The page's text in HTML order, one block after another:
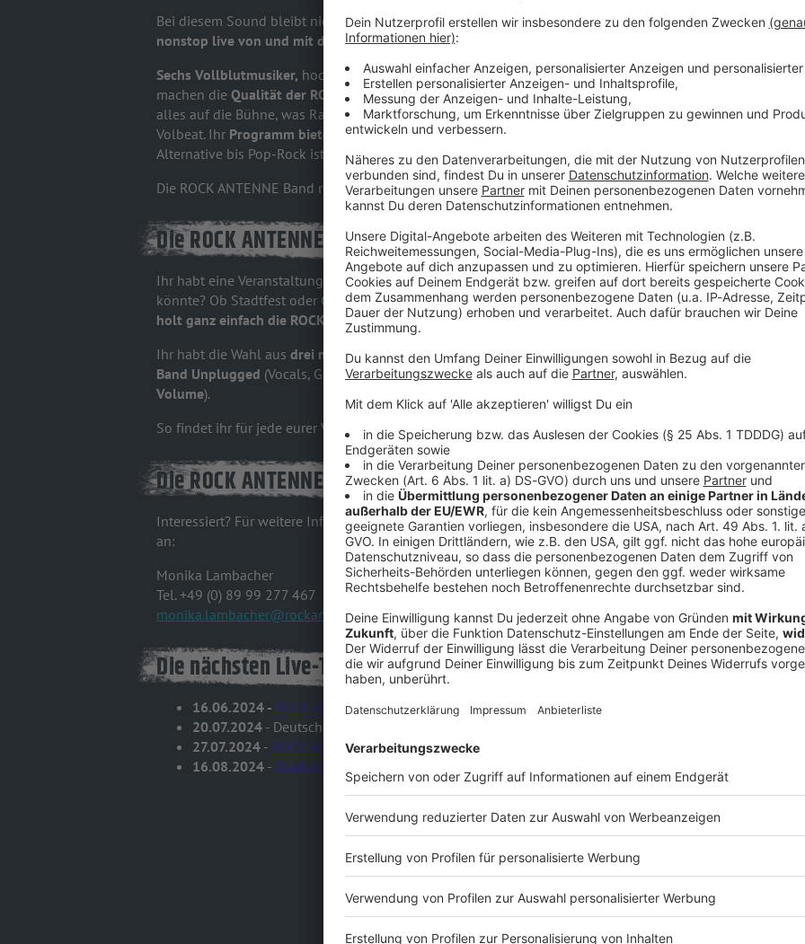
Bei diesem Sound bleibt niemand lange sitzen und keine Tanzfläche leer:Der beste Rock
nonstop live von und mit der ROCK ANTENNE Band!
Sechs Vollblutmusiker, hochwertiges Equipment, Spielfreude und Handwerk in Perfektion
machen die Qualität der ROCK ANTENNE Bandaus. Unser Frontröhrenpaar bringt gesanglich
alles auf die Bühne, was Rang und Namen hat - von AC/DC bis ZZ Top, von Guns N' Roses bis
Volbeat. Ihr Programm bietet alle Facetten der Rockmusik
Alternative bis Pop-Rock ist alles vertreten, was das Publikum sich wünscht.
Die ROCK ANTENNE Band rockt jedes Event und bietet euch den besten Rock nonstop - LIVE!
Die ROCK ANTENNE Band rockt auch eure Party
Ihr habt eine Veranstaltung in Planung, die dringend noch die richtige Portion ROCK gebrauchen
könnte? Ob Stadtfest oder Geburtstagsparty, Festival oder Firmenevent -wenn's rocken soll,
holt ganz einfach die ROCK ANTENNE Bandzu euch!
Ihr habt die Wahl aus drei möglichen Besetzungen-Duo(Vocals & Guitar), dieROCK ANTENNE
Band Unplugged (Vocals, Guitar, Bass, Percussion Drumset) oder die gesamte Truppe (Full
Volume).
So findet ihr für jede eurer Veranstaltungen den passenden Sound!
Die ROCK ANTENNE BAND für eure Veranstaltung buchen
Interessiert? Für weitere Infos, Booking & Kontakt wendet euch ganz einfach & unverbindlich
an:
Monika Lambacher
Tel. +49 (0) 89 99 277 467
monika.lambacher@rockantenne.de
Die nächsten Live-Termine
16.06.2024 - ROCK ANTENNE Motorradtour
20.07.2024 - Deutsche Luftgitarrenmeisterschaft / Backstage München
27.07.2024 - ROCK ANTENNE Open Air Night / Bürgerzentrum Burgkirchen
16.08.2024 - Stadtstrand Mainburg
Die
von: